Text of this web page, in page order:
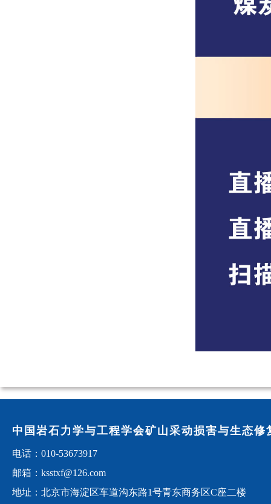
中国岩石力学与工程学会矿山采动损害与生态修
电话：010-53673917
邮箱：ksstxf@126.com
地址：北京市海淀区车道沟东路1号青东商务区C座二楼